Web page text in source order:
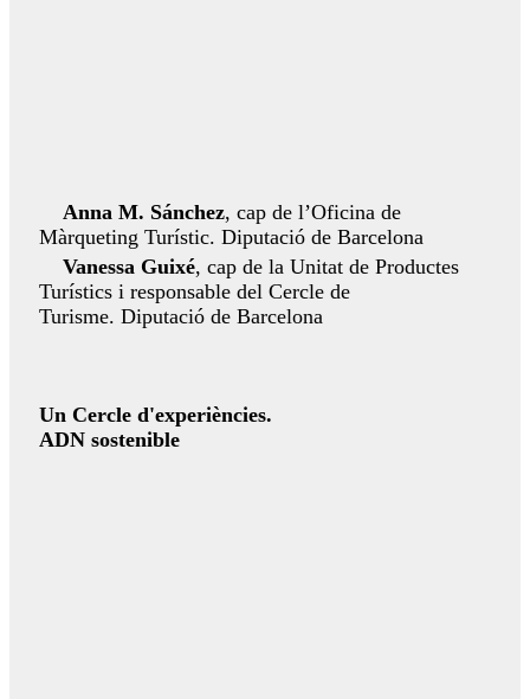
Anna M. Sánchez, cap de l’Oficina de
Màrqueting Turístic. Diputació de Barcelona
Vanessa Guixé, cap de la Unitat de Productes
Turístics i responsable del Cercle de
Turisme. Diputació de Barcelona
Un Cercle d'experiències.
ADN sostenible